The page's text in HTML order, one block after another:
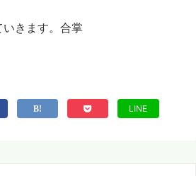
きます。合掌
LINE